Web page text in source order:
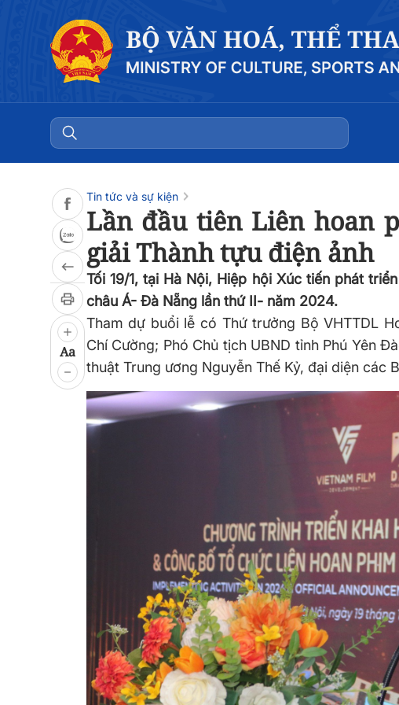
Aa
Tin tức và sự kiện
Lần đầu tiên Liên hoan
giải Thành tựu điện ảnh
Tối 19/1, tại Hà Nội, Hiệp hội Xúc tiến phát
châu Á- Đà Nẵng lần thứ II- năm 2024.
Tham dự buổi lễ có Thứ trưởng Bộ VHTTDL
Chí Cường; Phó Chủ tịch UBND tỉnh Phú Yên
thuật Trung ương Nguyễn Thế Kỷ, đại diện các
0:00 0:00